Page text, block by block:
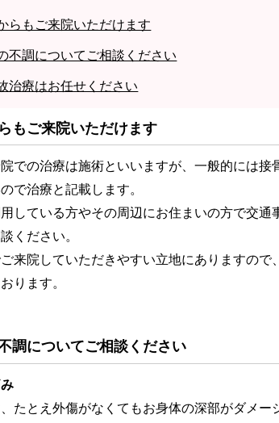
らもご来院いただけます
不調についてご相談ください
治療はお任せください
もご来院いただけます
での治療は施術といいますが、一般的には接
で治療と記載します。
している方やその周辺にお住まいの方で交通
ください。
来院していただきやすい立地にありますので
ります。
調についてご相談ください
たとえ外傷がなくてもお身体の深部がダメー